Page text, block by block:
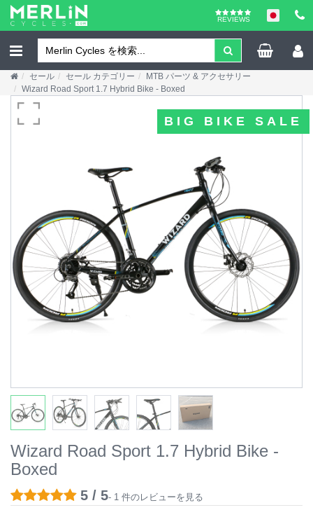
REVIEWS
セール セール カテゴリー
MTB パーツ & アクセサリー
Wizard Road Sport 1.7 Hybrid Bike - Boxed
BIG BIKE SALE
Wizard Road Sport 1.7 Hybrid Bike -
Boxed
5 / 5- 1 件のレビューを見る